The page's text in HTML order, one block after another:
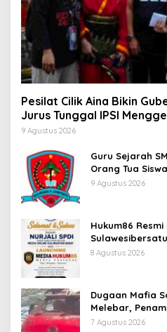
Pesilat Cilik Aina Bikin
Jurus Tunggal IPSI
Kemanusiaan
9 Agustus 2026
Guru Sejarah
Orang Tua
Sekolah
9 Agustus 2026
Hukum86
Informasi
8 Agustus 2026
Dugaan Mafia
Melebar,
7 Agustus 2026